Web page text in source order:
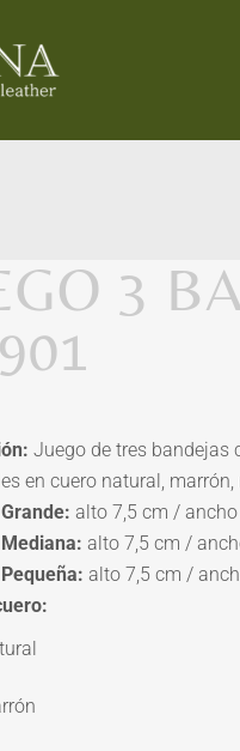
3
Juego de tres bandejas
en cuero natural,
alto 7,5 cm /
alto 7,5 cm /
alto 7,5 cm /